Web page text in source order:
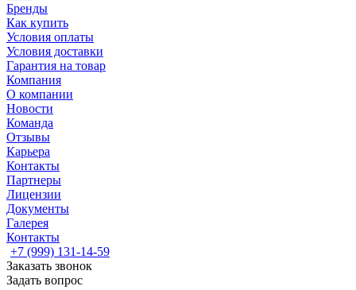
Бренды
Как купить
Условия оплаты
Условия доставки
Гарантия на товар
Компания
О компании
Новости
Команда
Отзывы
Карьера
Контакты
Партнеры
Лицензии
Документы
Галерея
Контакты
+7 (999) 131-14-59
Заказать звонок
Задать вопрос